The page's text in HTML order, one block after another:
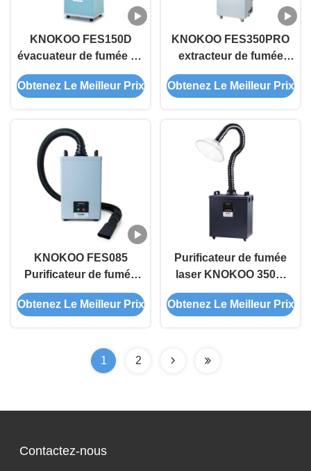
KNOKOO FES150D
évacuateur de fumée de
salon de beauté 150W
AC220V avec écran
Obtenez Le Meilleur Prix
KNOKOO FES350PRO
extracteur de fumée
Laser de beauté
professionnel 350 W
Mobile haute puissance
avec filtre HEPA à 4
étages
Obtenez Le Meilleur Prix
KNOKOO FES085
Purificateur de fumée
portable 85W avec débit
d'air élevé de 200m³/h et
beauté et coiffeurs
Obtenez Le Meilleur Prix
Purificateur de fumée
laser KNOKOO 350W
Fes350 extracteur de
fumée pour imprimante
Obtenez Le Meilleur Prix
1 2
Contactez-nous